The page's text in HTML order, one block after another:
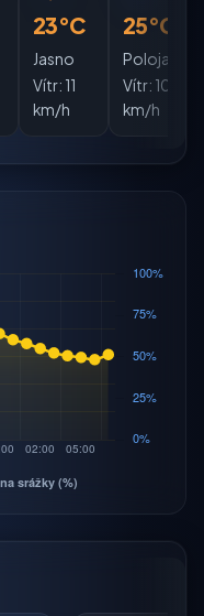
23°C
Jasno
Vítr: 11
km/h
25°C
Polojasno
Vítr: 10
km/h